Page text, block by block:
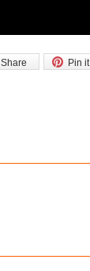
Pin it
Share